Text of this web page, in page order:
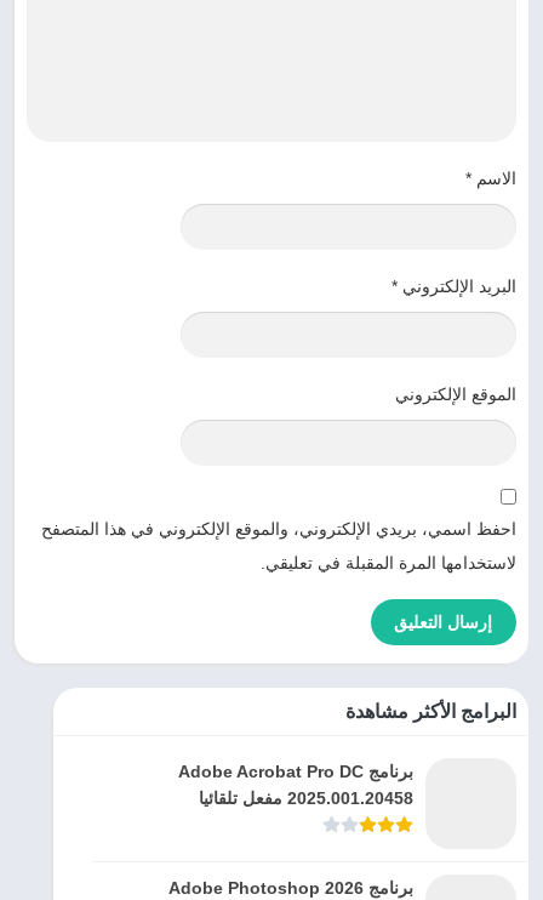
الاسم *
البريد الإلكتروني *
الموقع الإلكتروني
احفظ اسمي، بريدي الإلكتروني، والموقع الإلكتروني في هذا المتصفح
لاستخدامها المرة المقبلة في تعليقي.
البرامج الأكثر مشاهدة
برنامج Adobe Acrobat Pro DC
2025.001.20458 مفعل تلقائيا
برنامج Adobe Photoshop 2026